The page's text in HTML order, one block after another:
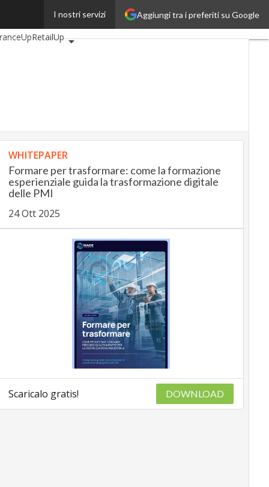
Aggiungi tra i preferiti su Google
I nostri servizi
RetailUp
WHITEPAPER
Formare per trasformare: come la formazione
esperienziale guida la trasformazione digitale
delle PMI
24 Ott 2025
Scaricalo gratis! DOWNLOAD